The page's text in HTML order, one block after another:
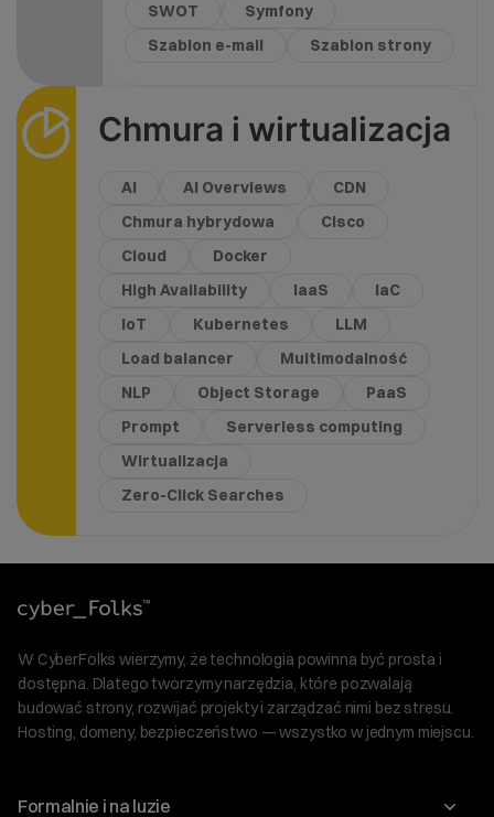
SWOT
Symfony
Szablon e-mail
Szablon strony
Chmura i wirtualizacja
AI AI Overviews
CDN
Chmura hybrydowa
Cisco
Cloud
Docker
High Availability
IaaS
IaC
IoT
Kubernetes
LLM
Load balancer
Multimodalność
NLP
Object Storage
PaaS
Prompt
Serverless computing
Wirtualizacja
Zero-Click Searches
W CyberFolks wierzymy, że technologia powinna być prosta i
dostępna. Dlatego tworzymy narzędzia, które pozwalają
budować strony, rozwijać projekty i zarządzać nimi bez stresu.
Hosting, domeny, bezpieczeństwo — wszystko w jednym miejscu.
Formalnie i na luzie